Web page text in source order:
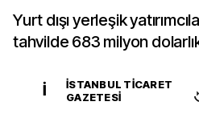
Yurt dışı yerleşik
tahvilde 683 milyon
İ
İSTANBUL TICARET
GAZETESI